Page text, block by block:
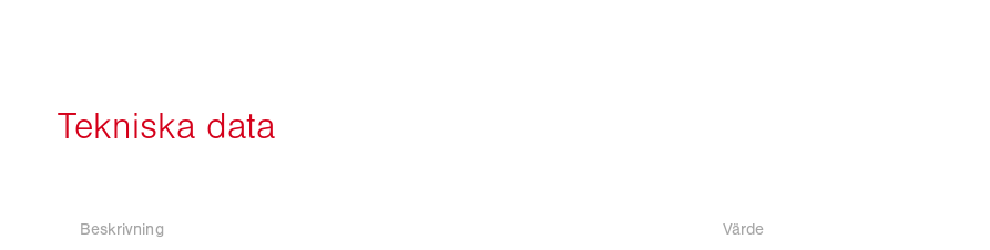
Beskrivning Värde